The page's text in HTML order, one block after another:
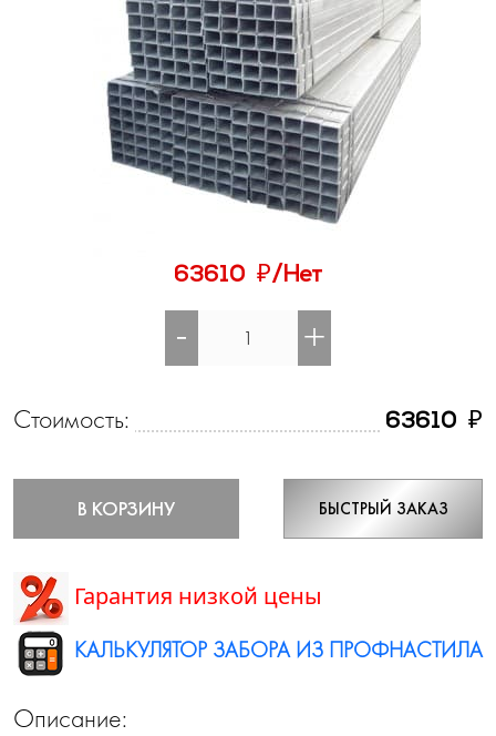
63610 ₽/Нет
- +
Стоимость: 63610 ₽
В КОРЗИНУ БЫСТРЫЙ ЗАКАЗ
Гарантия низкой цены
КАЛЬКУЛЯТОР ЗАБОРА ИЗ ПРОФНАСТИЛА
Описание: